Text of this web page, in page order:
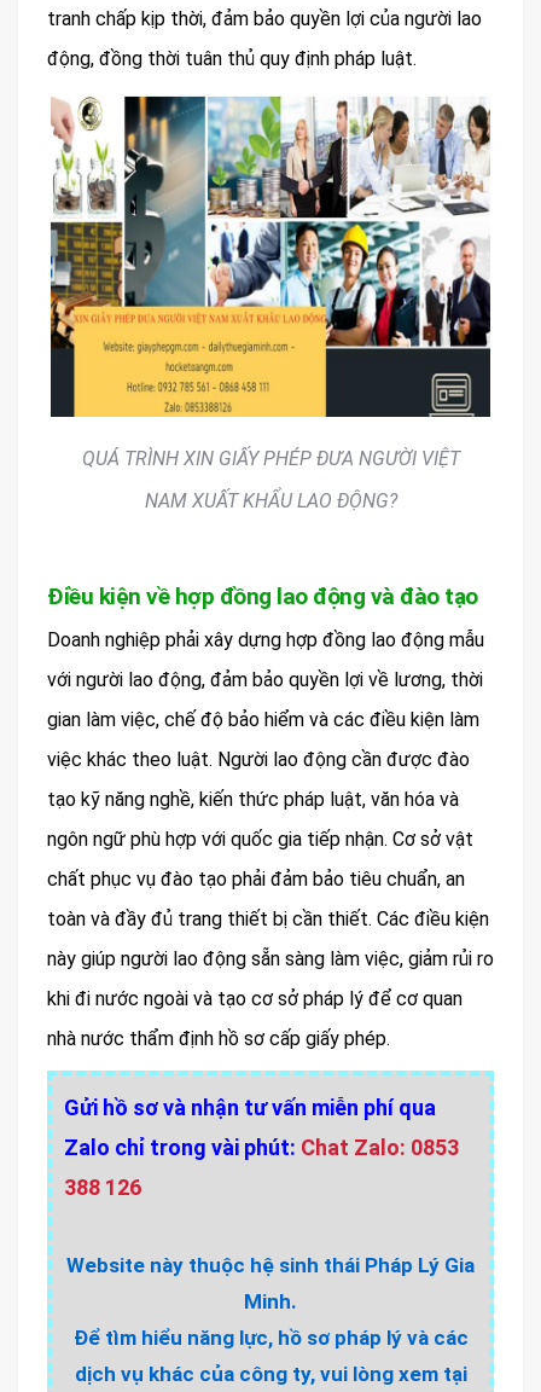
tranh chấp kịp thời, đảm bảo quyền lợi của người lao
động, đồng thời tuân thủ quy định pháp luật.
QUÁ TRÌNH XIN GIẤY PHÉP ĐƯA NGƯỜI VIỆT
NAM XUẤT KHẨU LAO ĐỘNG?
Điều kiện về hợp đồng lao động và đào tạo
Doanh nghiệp phải xây dựng hợp đồng lao động mẫu
với người lao động, đảm bảo quyền lợi về lương, thời
gian làm việc, chế độ bảo hiểm và các điều kiện làm
việc khác theo luật. Người lao động cần được đào
tạo kỹ năng nghề, kiến thức pháp luật, văn hóa và
ngôn ngữ phù hợp với quốc gia tiếp nhận. Cơ sở vật
chất phục vụ đào tạo phải đảm bảo tiêu chuẩn, an
toàn và đầy đủ trang thiết bị cần thiết. Các điều kiện
này giúp người lao động sẵn sàng làm việc, giảm rủi ro
khi đi nước ngoài và tạo cơ sở pháp lý để cơ quan
nhà nước thẩm định hồ sơ cấp giấy phép.
Gửi hồ sơ và nhận tư vấn miễn phí qua
Zalo chỉ trong vài phút: Chat Zalo: 0853
388 126
Website này thuộc hệ sinh thái Pháp Lý Gia
Minh.
Để tìm hiểu năng lực, hồ sơ pháp lý và các
dịch vụ khác của công ty, vui lòng xem tại